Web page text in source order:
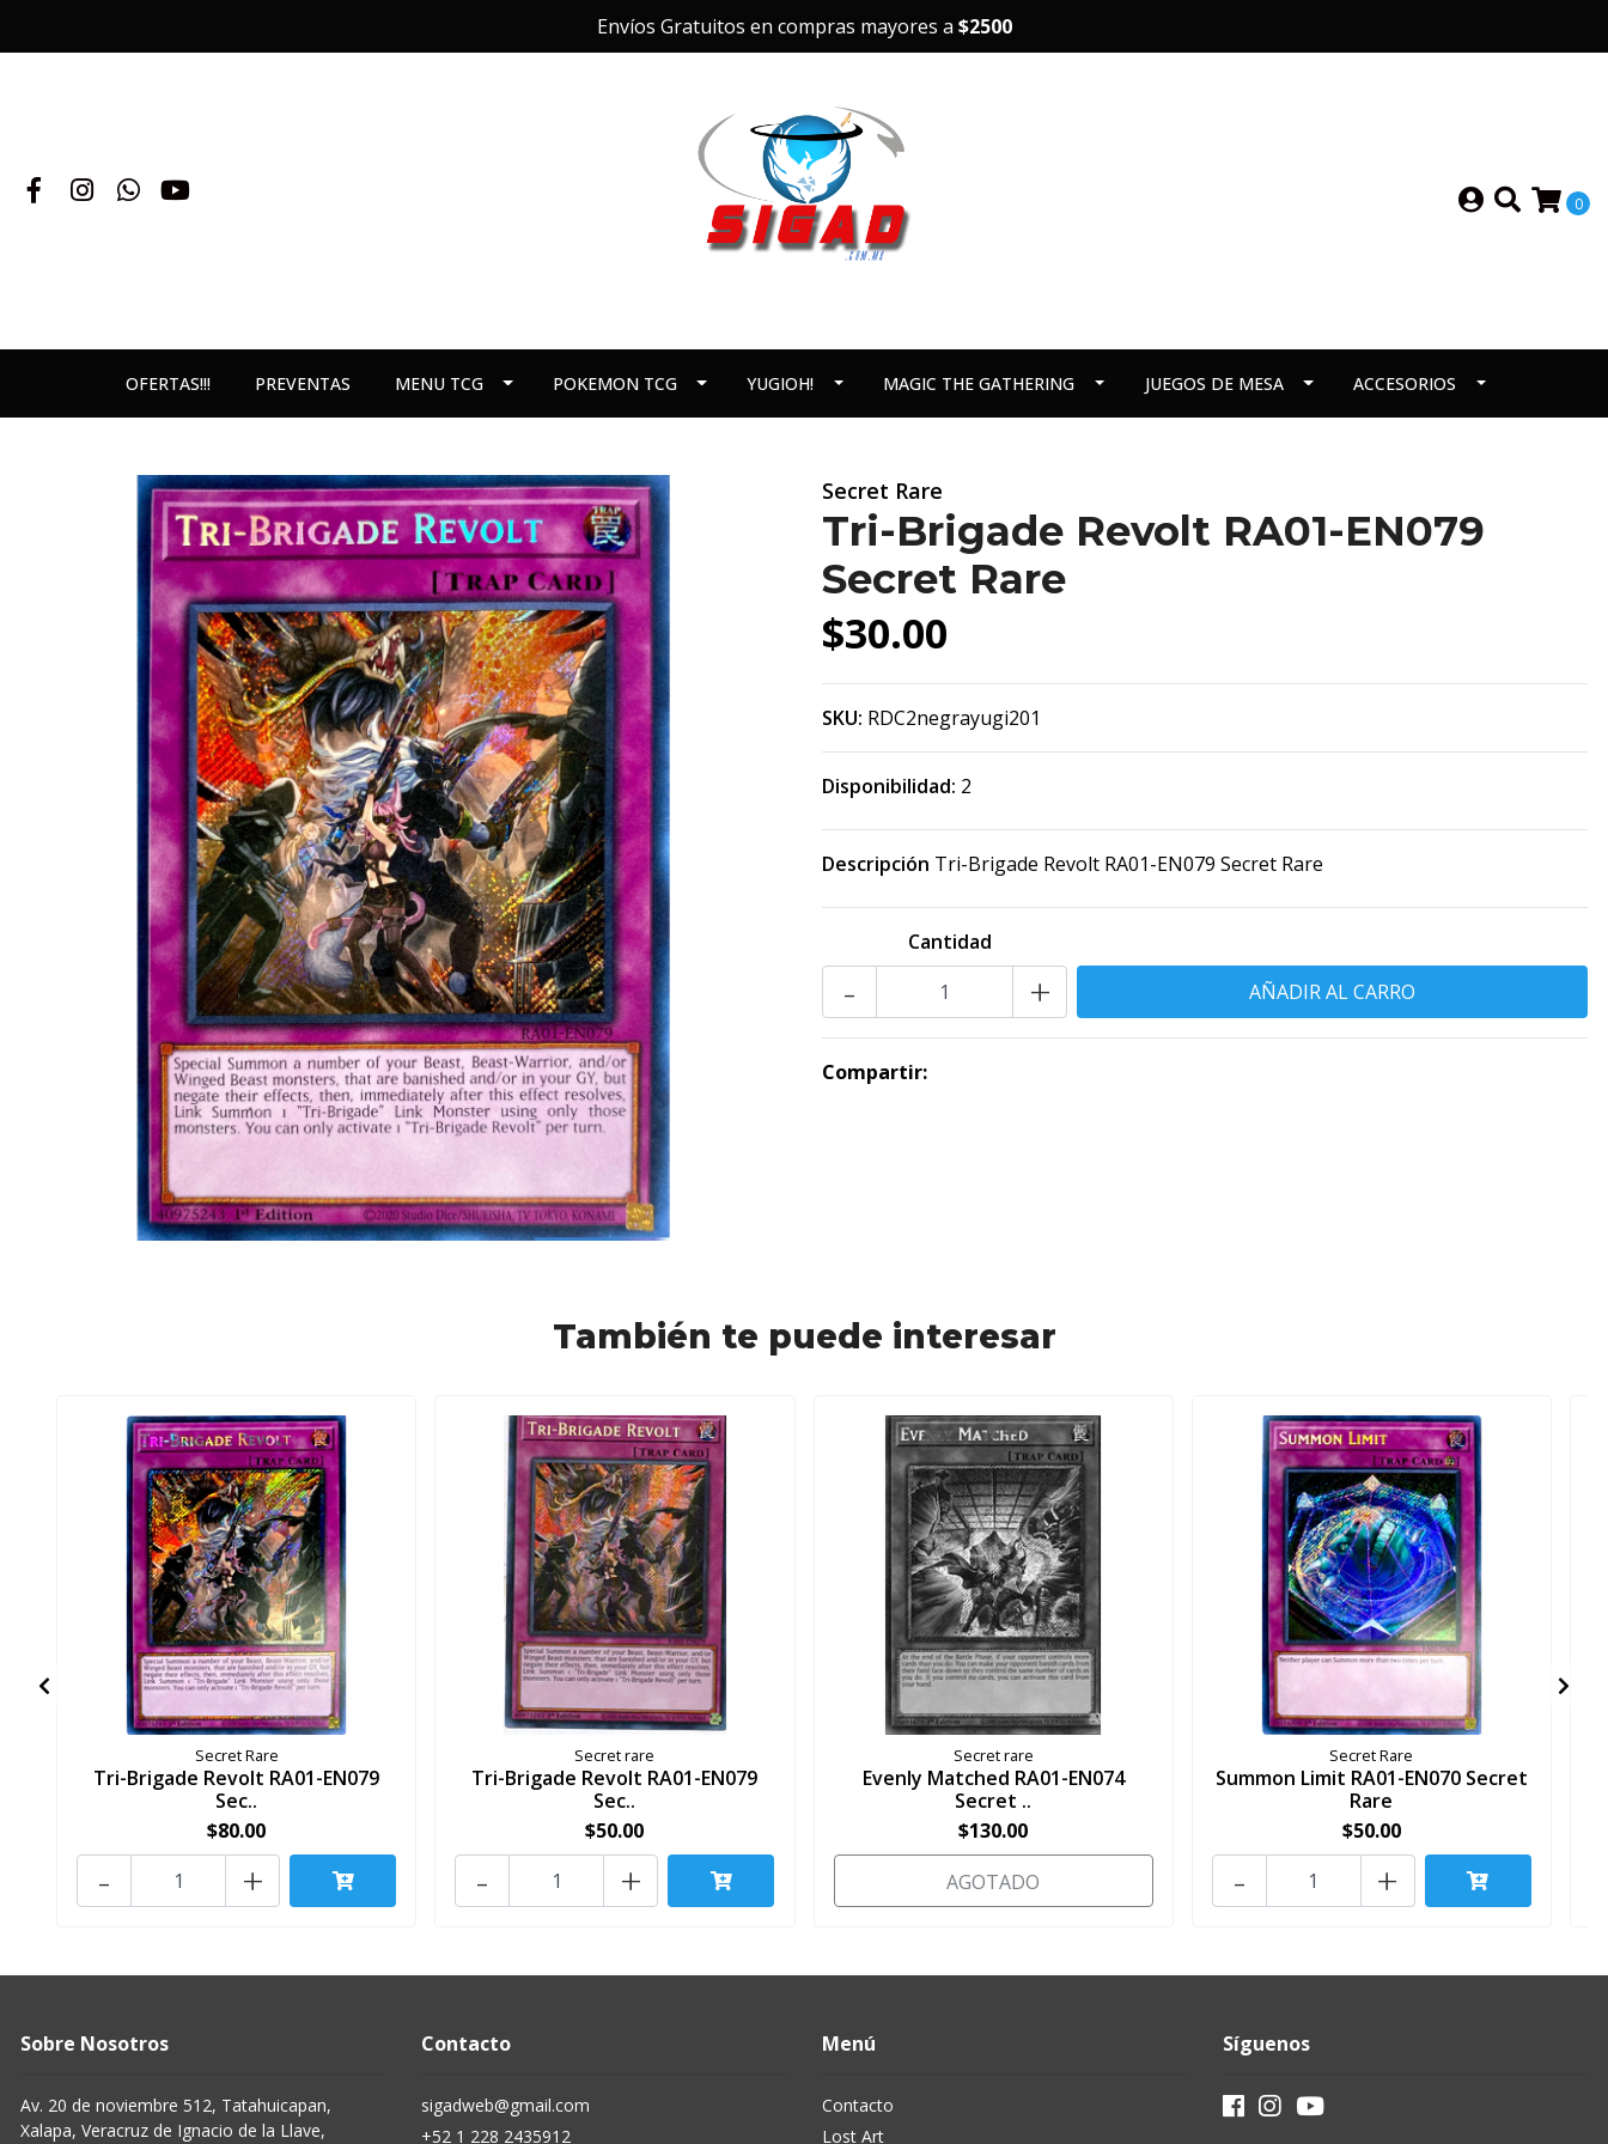
Envíos Gratuitos en compras mayores a $2500
0
OFERTAS!!! PREVENTAS MENU TCG POKEMON TCG YUGIOH! MAGIC THE GATHERING JUEGOS DE MESA ACCESORIOS
Secret Rare
Tri-Brigade Revolt RA01-EN079
Secret Rare
$30.00
SKU: RDC2negrayugi201
Disponibilidad: 2
Descripción Tri-Brigade Revolt RA01-EN079 Secret Rare
Cantidad
+
-
Compartir:
También te puede interesar
Secret Rare
Tri-Brigade Revolt RA01-EN079
Sec..
$80.00
+
-
Secret rare
Tri-Brigade Revolt RA01-EN079
Sec..
$50.00
+
-
Secret rare
Evenly Matched RA01-EN074
Secret ..
$130.00
AGOTADO
Secret Rare
Summon Limit RA01-EN070 Secret
Rare
$50.00
+
-
Sobre Nosotros
Av. 20 de noviembre 512, Tatahuicapan,
Xalapa, Veracruz de Ignacio de la Llave,
Contacto
sigadweb@gmail.com
+52 1 228 2435912
Menú
Contacto
Lost Art
Síguenos